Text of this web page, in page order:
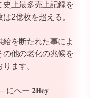
史上最多売上記録を
2億枚を超える。
を断たれた事によ
の他の老化の兆候を
ます。
にへー 𝟐𝐇𝐞𝐲